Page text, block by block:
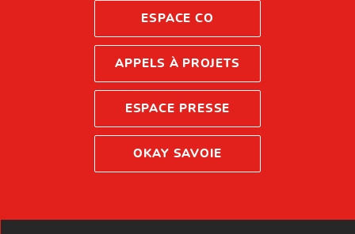
ESPACE CO
APPELS À PROJETS
ESPACE PRESSE
OKAY SAVOIE